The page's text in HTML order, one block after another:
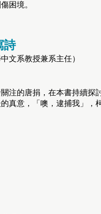
困境。
詩
文系教授兼系主任）
注的唐捐，在本書持續
真意，「噢，逮捕我」，